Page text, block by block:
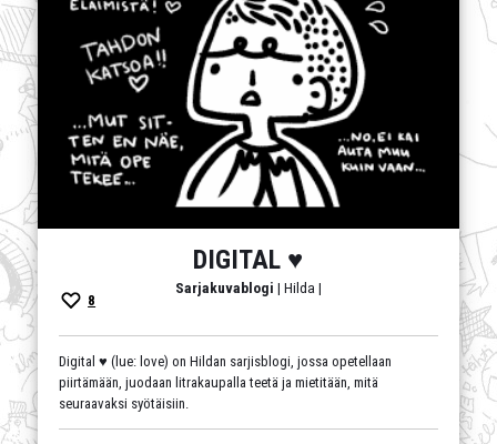
DIGITAL ♥
Sarjakuvablogi | Hilda |
8
Digital ♥ (lue: love) on Hildan sarjisblogi, jossa opetellaan
piirtämään, juodaan litrakaupalla teetä ja mietitään, mitä
seuraavaksi syötäisiin.